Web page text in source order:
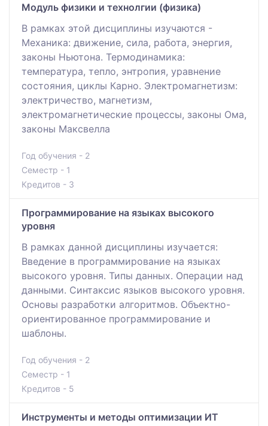
Модуль физики и технолгии (физика)
В рамках этой дисциплины изучаются -
Механика: движение, сила, работа, энергия,
законы Ньютона. Термодинамика:
температура, тепло, энтропия, уравнение
состояния, циклы Карно. Электромагнетизм:
электричество, магнетизм,
электромагнетические процессы, законы Ома,
законы Максвелла
Год обучения - 2
Семестр - 1
Кредитов - 3
Программирование на языках высокого
уровня
В рамках данной дисциплины изучается:
Введение в программирование на языках
высокого уровня. Типы данных. Операции над
данными. Синтаксис языков высокого уровня.
Основы разработки алгоритмов. Объектно-
ориентированное программирование и
шаблоны.
Год обучения - 2
Семестр - 1
Кредитов - 5
Инструменты и методы оптимизации ИТ